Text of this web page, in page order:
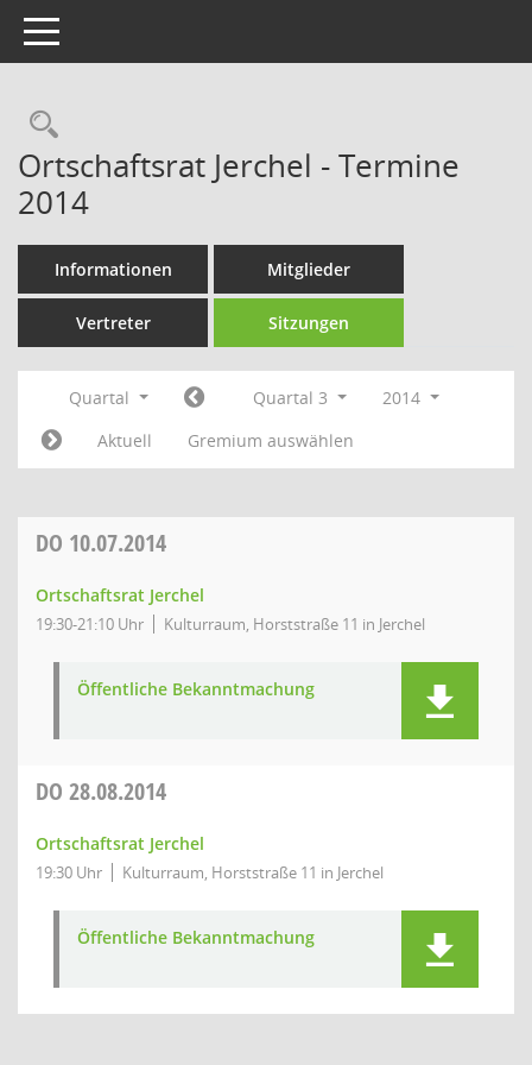
Toggle navigation
Rechercheauswahl
Ortschaftsrat Jerchel - Termine
2014
Informationen Mitglieder
Vertreter Sitzungen
Quartal Quartal 3
2014
Aktuell
Gremium auswählen
DO 10.07.2014
Ortschaftsrat Jerchel
19:30-21:10 Uhr Kulturraum, Horststraße 11 in Jerchel
Öffentliche Bekanntmachung
DO 28.08.2014
Ortschaftsrat Jerchel
19:30 Uhr Kulturraum, Horststraße 11 in Jerchel
Öffentliche Bekanntmachung